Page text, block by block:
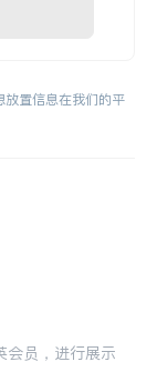
放置信息在我们的平
员，进行展示